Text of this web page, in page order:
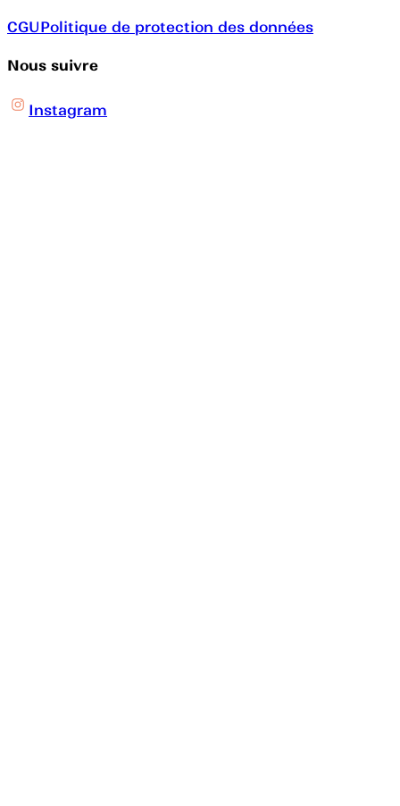
CGUPolitique de protection des données
Nous suivre
Instagram